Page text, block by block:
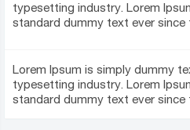
typesetting industry. Lorem
standard dummy text ever since
Lorem Ipsum is simply dummy
typesetting industry. Lorem
standard dummy text ever since